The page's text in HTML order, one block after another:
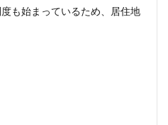
も始まっているため、居住地